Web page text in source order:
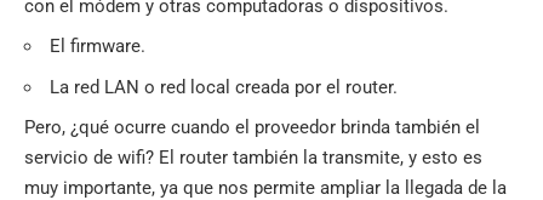
con el módem y otras computadoras o dispositivos.
El firmware.
La red LAN o red local creada por el router.
Pero, ¿qué ocurre cuando el proveedor brinda también el
servicio de wifi? El router también la transmite, y esto es
muy importante, ya que nos permite ampliar la llegada de la